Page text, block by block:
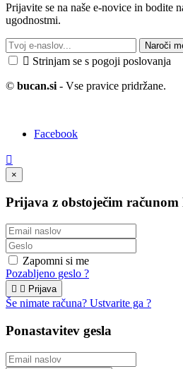
Prijavite se na naše e-novice in bodite
ugodnostmi.
Naroči
 Strinjam se s pogoji poslovanja
© bucan.si - Vse pravice pridržane.
Facebook

×
Prijava z obstoječim računom
Zapomni si me
Pozabljeno geslo ?
  Prijava
Še nimate računa? Ustvarite ga ?
Ponastavitev gesla